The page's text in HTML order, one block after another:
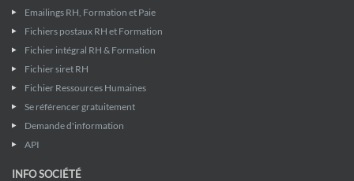
Emailings RH, Formation et Paie
Fichiers postaux RH et Formation
Fichier intégral RH & Formation
Fichier siret RH
Fichier Ressources Humaines
Se référencer gratuitement
Demande d'information
API
INFO SOCIÉTÉ